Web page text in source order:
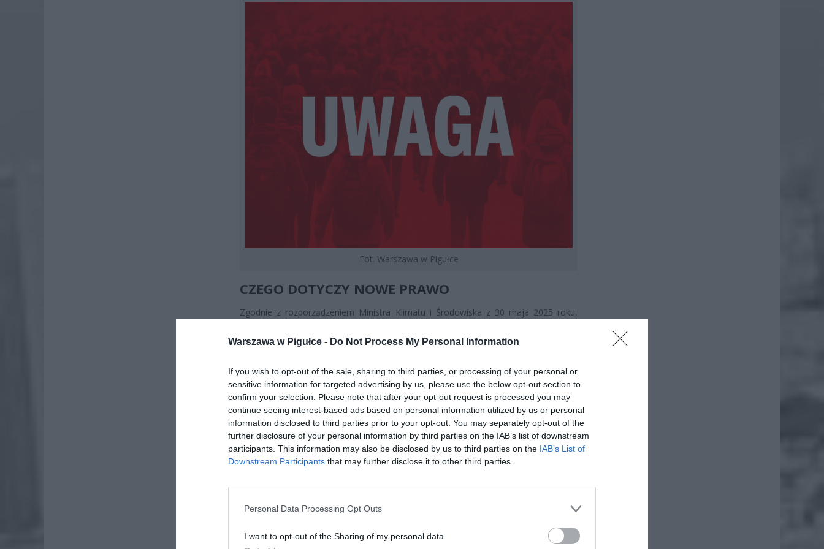
Warszawa w Pigułce - Do Not Process My Personal Information
If you wish to opt-out of the sale, sharing to third parties, or processing of your personal or
sensitive information for targeted advertising by us, please use the below opt-out section to
confirm your selection. Please note that after your opt-out request is processed you may
continue seeing interest-based ads based on personal information utilized by us or personal
information disclosed to third parties prior to your opt-out. You may separately opt-out of the
further disclosure of your personal information by third parties on the IAB’s list of downstream
participants. This information may also be disclosed by us to third parties on the IAB’s List of
Downstream Participants that may further disclose it to other third parties.
Personal Data Processing Opt Outs
I want to opt-out of the Sharing of my personal data.
Fot. Warszawa w Pigułce
CZEGO DOTYCZY NOWE PRAWO
Zgodnie z rozporządzeniem Ministra Klimatu i Środowiska z 30 maja 2025 roku,
drewna. Odtąd do produkcji energii dopuszczony jest wyłącznie surowiec o niskiej
ad